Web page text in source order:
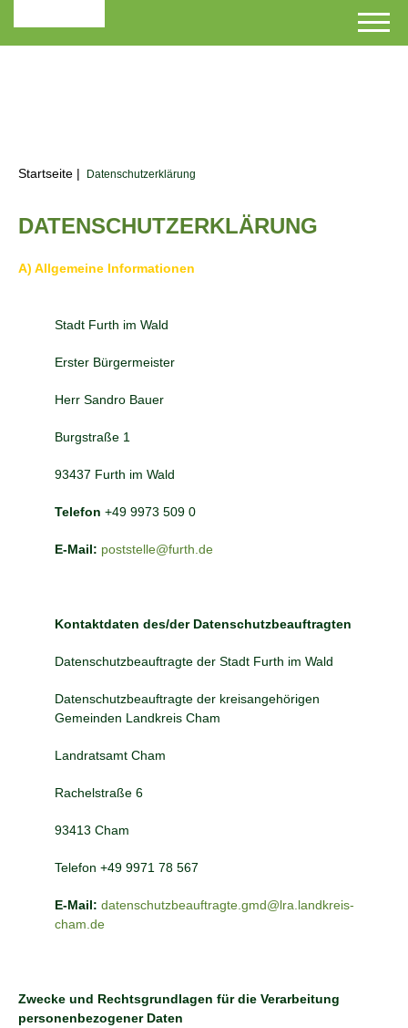
Startseite | Datenschutzerklärung
DATENSCHUTZERKLÄRUNG
A) Allgemeine Informationen
Stadt Furth im Wald
Erster Bürgermeister
Herr Sandro Bauer
Burgstraße 1
93437 Furth im Wald
Telefon +49 9973 509 0
E-Mail: poststelle@furth.de
Kontaktdaten des/der Datenschutzbeauftragten
Datenschutzbeauftragte der Stadt Furth im Wald
Datenschutzbeauftragte der kreisangehörigen
Gemeinden Landkreis Cham
Landratsamt Cham
Rachelstraße 6
93413 Cham
Telefon +49 9971 78 567
E-Mail: datenschutzbeauftragte.gmd@lra.landkreis-
cham.de
Zwecke und Rechtsgrundlagen für die Verarbeitung
personenbezogener Daten